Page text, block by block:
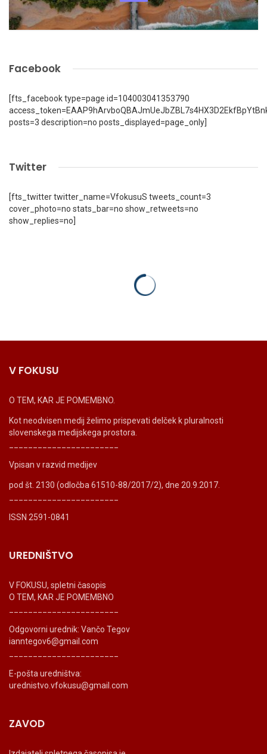
Facebook
[fts_facebook type=page id=104003041353790
posts=3 description=no posts_displayed=page_only]
Twitter
[fts_twitter twitter_name=VfokusuS tweets_count=3
cover_photo=no stats_bar=no show_retweets=no
show_replies=no]
V FOKUSU
O TEM, KAR JE POMEMBNO.
Kot neodvisen medij želimo prispevati delček k pluralnosti
slovenskega medijskega prostora.
Vpisan v razvid medijev
pod št. 2130 (odločba 61510-88/2017/2), dne 20.9.2017.
ISSN 2591-0841
UREDNIŠTVO
V FOKUSU, spletni časopis
O TEM, KAR JE POMEMBNO
Odgovorni urednik: Vančo Tegov
ianntegov6@gmail.com
E-pošta uredništva:
urednistvo.vfokusu@gmail.com
ZAVOD